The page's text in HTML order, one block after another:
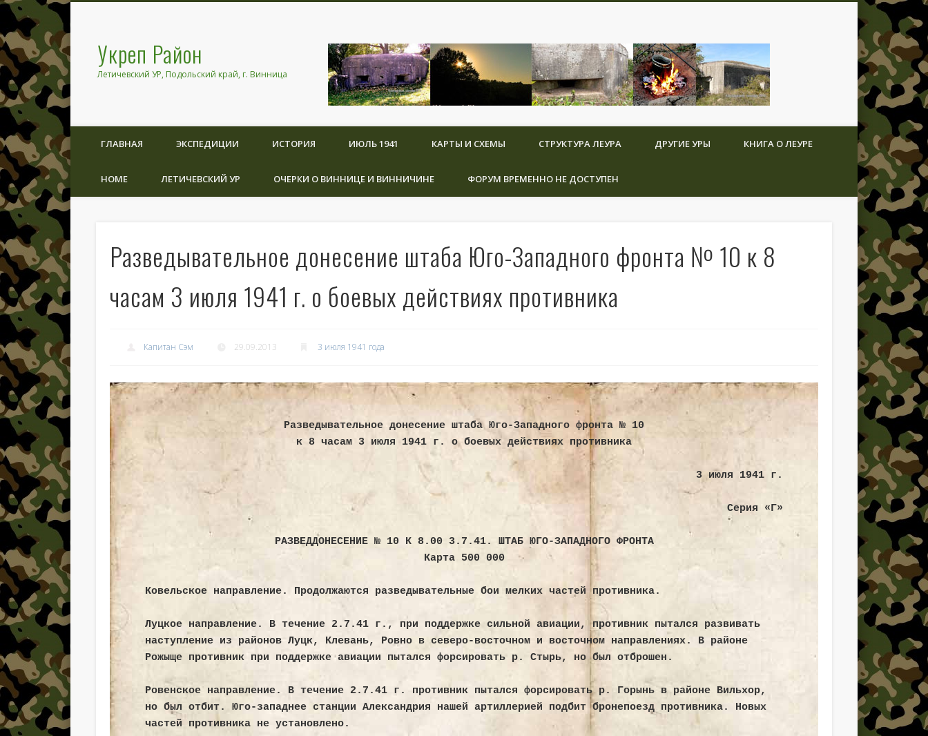
Укреп Район
Летичевский УР, Подольский край, г. Винница
Карты и схемы ЛеУРа
ГЛАВНАЯ ЭКСПЕДИЦИИ ИСТОРИЯ ИЮЛЬ 1941 КАРТЫ И СХЕМЫ СТРУКТУРА ЛЕУРА ДРУГИЕ УРЫ КНИГА О ЛЕУРЕ
HOME ЛЕТИЧЕВСКИЙ УР ОЧЕРКИ О ВИННИЦЕ И ВИННИЧИНЕ ФОРУМ ВРЕМЕННО НЕ ДОСТУПЕН
Разведывательное донесение штаба Юго-Западного фронта № 10 к 8
часам 3 июля 1941 г. о боевых действиях противника
Капитан Сэм 29.09.2013 3 июля 1941 года
Разведывательное донесение штаба Юго-Западного фронта № 10
к 8 часам 3 июля 1941 г. о боевых действиях противника
3 июля 1941 г.
Серия «Г»
РАЗВЕДДОНЕСЕНИЕ № 10 К 8.00 3.7.41. ШТАБ ЮГО-ЗАПАДНОГО ФРОНТА
Карта 500 000
Ковельское направление. Продолжаются разведывательные бои мелких частей противника.
Луцкое направление. В течение 2.7.41 г., при поддержке сильной авиации, противник пытался развивать
наступление из районов Луцк, Клевань, Ровно в северо-восточном и восточном направлениях. В районе
Рожыще противник при поддержке авиации пытался форсировать р. Стырь, но был отброшен.
Ровенское направление. В течение 2.7.41 г. противник пытался форсировать р. Горынь в районе Вильхор,
но был отбит. Юго-западнее станции Александрия нашей артиллерией подбит бронепоезд противника. Новых
частей противника не установлено.